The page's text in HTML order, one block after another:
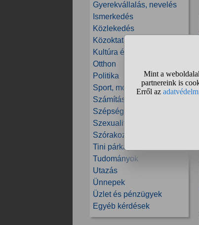
Gyerekvállalás, nevelés
Ismerkedés
Közlekedés
Közoktatás, tanfolyamok
Kultúra és közösség
Otthon
Politika
Sport, mozgás
Számítástechnika
Szépség és divat
Szexualitás
Szórakozás
Tini párkapcsolatok
Tudományok
Utazás
Ünnepek
Üzlet és pénzügyek
Egyéb kérdések